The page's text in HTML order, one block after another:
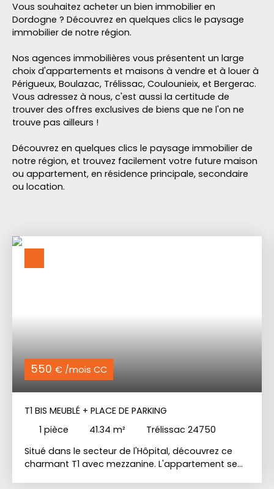
Vous souhaitez acheter un bien immobilier en
Dordogne ? Découvrez en quelques clics le paysage
immobilier de notre région.
Nos agences immobilières vous présentent un large
choix d'appartements et maisons à vendre et à louer à
Périgueux, Boulazac, Trélissac, Coulounieix, et Bergerac.
Vous adressez à nous, c'est aussi la certitude de
trouver des offres exclusives de biens que ne l'on ne
trouve pas ailleurs !
Découvrez en quelques clics le paysage immobilier de
notre région, et trouvez facilement votre future maison
ou appartement, en résidence principale, secondaire
ou location.
550 € /mois CC
T1 BIS MEUBLÉ + PLACE DE PARKING
1 pièce 41.34 m²
Trélissac 24750
Situé dans le secteur de l'Hôpital, découvrez ce
charmant T1 avec mezzanine. L'appartement se